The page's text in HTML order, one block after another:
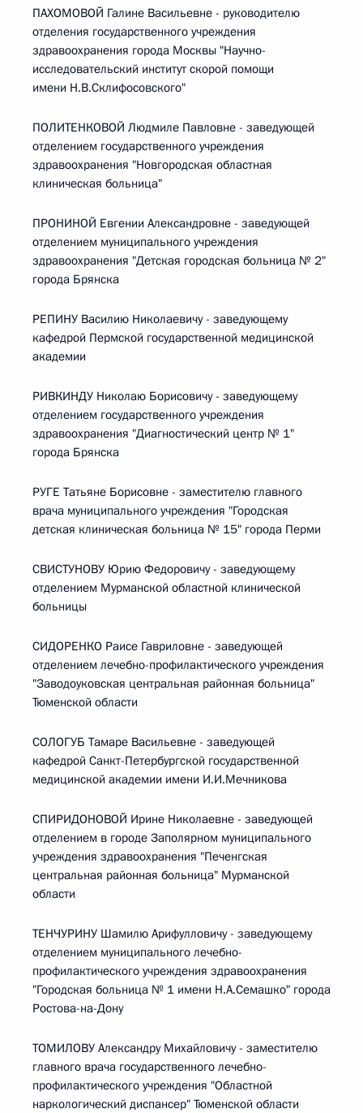
ПАХОМОВОЙ Галине Васильевне - руководителю
отделения государственного учреждения
здравоохранения города Москвы "Научно-
исследовательский институт скорой помощи
имени Н.В.Склифосовского"
ПОЛИТЕНКОВОЙ Людмиле Павловне - заведующей
отделением государственного учреждения
здравоохранения "Новгородская областная
клиническая больница"
ПРОНИНОЙ Евгении Александровне - заведующей
отделением муниципального учреждения
здравоохранения "Детская городская больница № 2"
города Брянска
РЕПИНУ Василию Николаевичу - заведующему
кафедрой Пермской государственной медицинской
академии
РИВКИНДУ Николаю Борисовичу - заведующему
отделением государственного учреждения
здравоохранения "Диагностический центр № 1"
города Брянска
РУГЕ Татьяне Борисовне - заместителю главного
врача муниципального учреждения "Городская
детская клиническая больница № 15" города Перми
СВИСТУНОВУ Юрию Федоровичу - заведующему
отделением Мурманской областной клинической
больницы
СИДОРЕНКО Раисе Гавриловне - заведующей
отделением лечебно-профилактического учреждения
"Заводоуковская центральная районная больница"
Тюменской области
СОЛОГУБ Тамаре Васильевне - заведующей
кафедрой Санкт-Петербургской государственной
медицинской академии имени И.И.Мечникова
СПИРИДОНОВОЙ Ирине Николаевне - заведующей
отделением в городе Заполярном муниципального
учреждения здравоохранения "Печенгская
центральная районная больница" Мурманской
области
ТЕНЧУРИНУ Шамилю Арифулловичу - заведующему
отделением муниципального лечебно-
профилактического учреждения здравоохранения
"Городская больница № 1 имени Н.А.Семашко" города
Ростова-на-Дону
ТОМИЛОВУ Александру Михайловичу - заместителю
главного врача государственного лечебно-
профилактического учреждения "Областной
наркологический диспансер" Тюменской области